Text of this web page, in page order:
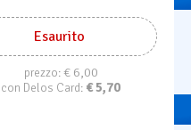
Esaurito
prezzo:€ 6,00
con Delos Card: €5,70